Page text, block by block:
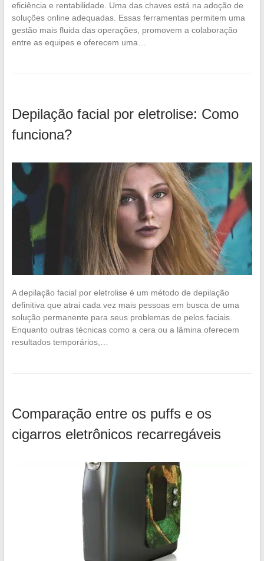
eficiência e rentabilidade. Uma das chaves está na adoção de
soluções online adequadas. Essas ferramentas permitem uma
gestão mais fluida das operações, promovem a colaboração
entre as equipes e oferecem uma…
Depilação facial por eletrolise: Como
funciona?
A depilação facial por eletrolise é um método de depilação
definitiva que atrai cada vez mais pessoas em busca de uma
solução permanente para seus problemas de pelos faciais.
Enquanto outras técnicas como a cera ou a lâmina oferecem
resultados temporários,…
Comparação entre os puffs e os
cigarros eletrônicos recarregáveis